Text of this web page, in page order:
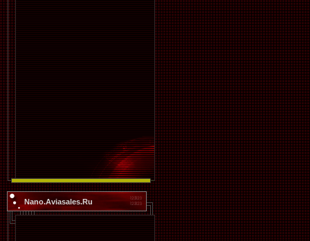
Nano.Aviasales.Ru